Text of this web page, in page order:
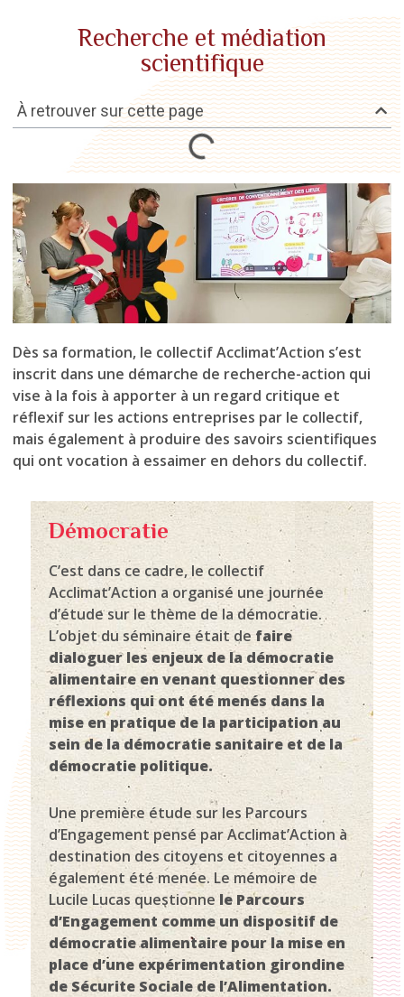
Recherche et médiation
scientifique
À retrouver sur cette page
Dès sa formation, le collectif Acclimat’Action s’est
inscrit dans une démarche de recherche-action qui
vise à la fois à apporter à un regard critique et
réflexif sur les actions entreprises par le collectif,
mais également à produire des savoirs scientifiques
qui ont vocation à essaimer en dehors du collectif.
Démocratie
C’est dans ce cadre, le collectif
Acclimat’Action a organisé une journée
d’étude sur le thème de la démocratie.
L’objet du séminaire était defaire
dialoguer les enjeux de la démocratie
alimentaire en venant questionner des
réflexions qui ont été menés dans la
mise en pratique de la participation au
sein de la démocratie sanitaire et de la
démocratie politique.
Une première étude sur les Parcours
d’Engagement pensé par Acclimat’Action à
destination des citoyens et citoyennes a
également été menée. Le mémoire de
Lucile Lucas questionne le Parcours
d’Engagement comme un dispositif de
démocratie alimentaire pour la mise en
place d’une expérimentation girondine
de Sécurite Sociale de l’Alimentation.